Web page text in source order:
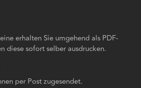
erhalten Sie umgehend als PDF-
diese sofort selber ausdrucken.
per Post zugesendet.